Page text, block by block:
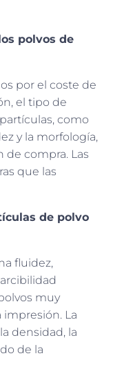
polvos de
por el coste de
el tipo de
como
y la morfología,
de compra. Las
que las
de polvo
fluidez,
muy
La
densidad, la
de la